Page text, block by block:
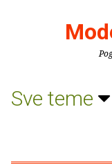
Sve teme